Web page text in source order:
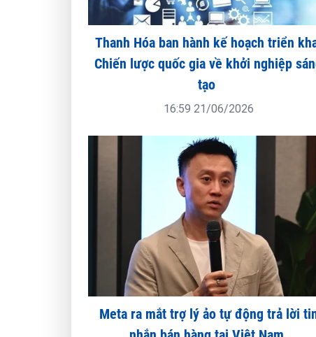
Thanh Hóa ban hành kế hoạch triển
Chiến lược quốc gia về khởi nghiệp
tạo
16:59 21/06/2026
Meta ra mắt trợ lý ảo tự động trả lời